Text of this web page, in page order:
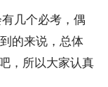
几个必考，偶
的来说，总体
，所以大家认真